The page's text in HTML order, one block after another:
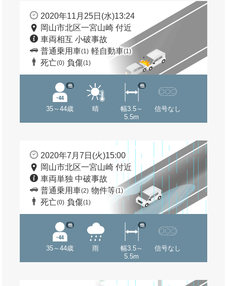
2020年11月25日(水)13:24
岡山市北区一宮山崎 付近
車両相互 小破事故
普通乗用車(1) 軽自動車(1)
死亡(0) 負傷(1)
35～44歳
他
晴
幅3.5～
5.5m
他
信号なし
2020年7月7日(火)15:00
岡山市北区一宮山崎 付近
車両単独 中破事故
普通乗用車(2) 物件等(1)
死亡(0) 負傷(1)
35～44歳
他
雨
幅3.5～
5.5m
他
信号なし